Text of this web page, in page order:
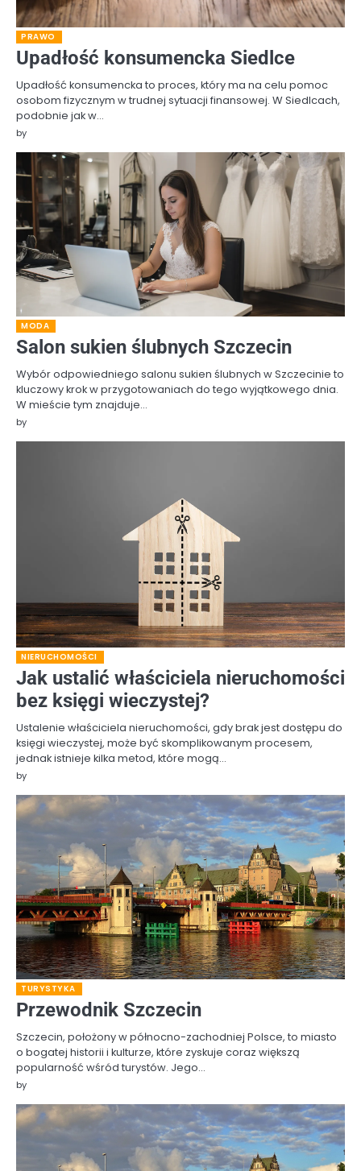
PRAWO
Upadłość konsumencka Siedlce
Upadłość konsumencka to proces, który ma na celu pomoc
osobom fizycznym w trudnej sytuacji finansowej. W Siedlcach,
podobnie jak w…
by
MODA
Salon sukien ślubnych Szczecin
Wybór odpowiedniego salonu sukien ślubnych w Szczecinie to
kluczowy krok w przygotowaniach do tego wyjątkowego dnia.
W mieście tym znajduje…
by
NIERUCHOMOŚCI
Jak ustalić właściciela nieruchomości
bez księgi wieczystej?
Ustalenie właściciela nieruchomości, gdy brak jest dostępu do
księgi wieczystej, może być skomplikowanym procesem,
jednak istnieje kilka metod, które mogą…
by
TURYSTYKA
Przewodnik Szczecin
Szczecin, położony w północno-zachodniej Polsce, to miasto
o bogatej historii i kulturze, które zyskuje coraz większą
popularność wśród turystów. Jego…
by